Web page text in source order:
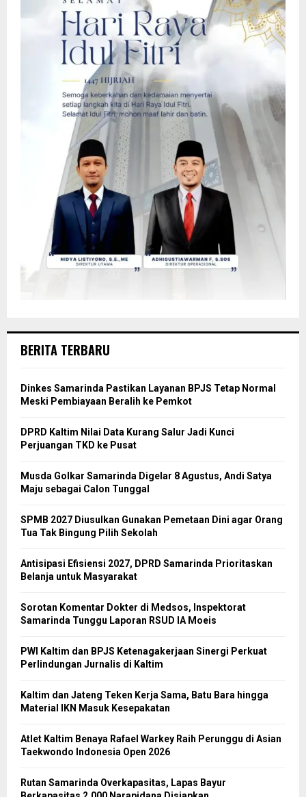
BERITA TERBARU
Dinkes Samarinda Pastikan Layanan BPJS Tetap Normal
Meski Pembiayaan Beralih ke Pemkot
DPRD Kaltim Nilai Data Kurang Salur Jadi Kunci
Perjuangan TKD ke Pusat
Musda Golkar Samarinda Digelar 8 Agustus, Andi Satya
Maju sebagai Calon Tunggal
SPMB 2027 Diusulkan Gunakan Pemetaan Dini agar Orang
Tua Tak Bingung Pilih Sekolah
Antisipasi Efisiensi 2027, DPRD Samarinda Prioritaskan
Belanja untuk Masyarakat
Sorotan Komentar Dokter di Medsos, Inspektorat
Samarinda Tunggu Laporan RSUD IA Moeis
PWI Kaltim dan BPJS Ketenagakerjaan Sinergi Perkuat
Perlindungan Jurnalis di Kaltim
Kaltim dan Jateng Teken Kerja Sama, Batu Bara hingga
Material IKN Masuk Kesepakatan
Atlet Kaltim Benaya Rafael Warkey Raih Perunggu di Asian
Taekwondo Indonesia Open 2026
Rutan Samarinda Overkapasitas, Lapas Bayur